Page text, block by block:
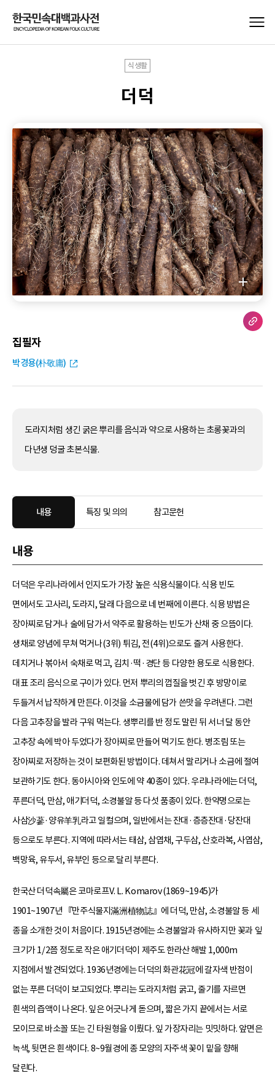
식생활
더덕
집필자
박경용(朴敬庸)
도라지처럼 생긴 굵은 뿌리를 음식과 약으로 사용하는 초롱꽃과의
다년생 덩굴 초본식물.
내용 특징 및 의의 참고문헌
내용
더덕은 우리나라에서 인지도가 가장 높은 식용식물이다. 식용 빈도
면에서도 고사리, 도라지, 달래 다음으로 네 번째에 이른다. 식용 방법은
장아찌로 담거나 술에 담가서 약주로 활용하는 빈도가 산채 중 으뜸이다.
생채로 양념에 무쳐 먹거나(3위) 튀김, 전(4위)으로도 즐겨 사용한다.
데치거나 볶아서 숙채로 먹고, 김치·떡·경단 등 다양한 용도로 식용한다.
대표 조리 음식으로 구이가 있다. 먼저 뿌리의 껍질을 벗긴 후 방망이로
두들겨서 납작하게 만든다. 이것을 소금물에 담가 쓴맛을 우려낸다. 그런
다음 고추장을 발라 구워 먹는다. 생뿌리를 반 정도 말린 뒤 서너 달 동안
고추장 속에 박아 두었다가 장아찌로 만들어 먹기도 한다. 병조림 또는
장아찌로 저장하는 것이 보편화된 방법이다. 데쳐서 말리거나 소금에 절여
보관하기도 한다. 동아시아와 인도에 약 40종이 있다. 우리나라에는 더덕,
푸른더덕, 만삼, 애기더덕, 소경불알 등 다섯 품종이 있다. 한약명으로는
사삼沙蔘·양유羊乳라고 일컬으며, 일반에서는 잔대·층층잔대·당잔대
등으로도 부른다. 지역에 따라서는 태삼, 삼엽채, 구두삼, 산호라복, 사엽삼,
백망육, 유두서, 유부인 등으로 달리 부른다.
한국산 더덕속屬은 코마로프V. L. Komarov(1869~1945)가
1901~1907년 『만주식물지滿洲植物誌』에 더덕, 만삼, 소경불알 등 세
종을 소개한 것이 처음이다. 1915년경에는 소경불알과 유사하지만 꽃과 잎
크기가 1/2쯤 정도로 작은 애기더덕이 제주도 한라산 해발 1,000m
지점에서 발견되었다. 1936년경에는 더덕의 화관花冠에 갈자색 반점이
없는 푸른 더덕이 보고되었다. 뿌리는 도라지처럼 굵고, 줄기를 자르면
흰색의 즙액이 나온다. 잎은 어긋나게 돋으며, 짧은 가지 끝에서는 서로
모이므로 바소꼴 또는 긴 타원형을 이뤘다. 잎 가장자리는 밋밋하다. 앞면은
녹색, 뒷면은 흰색이다. 8~9월경에 종 모양의 자주색 꽃이 밑을 향해
달린다.